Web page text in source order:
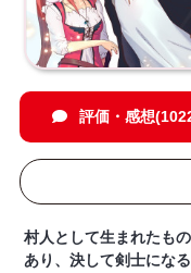
評価・感想
村人として生まれたも
あり、決して剣士にな